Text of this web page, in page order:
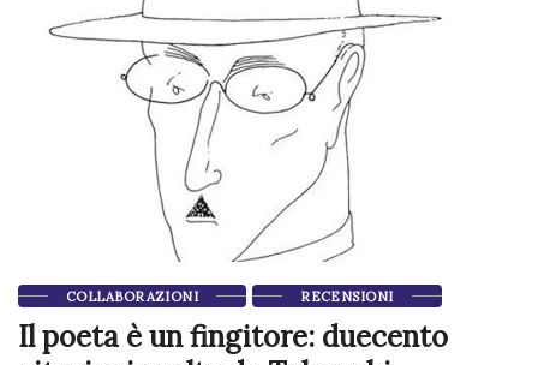
COLLABORAZIONI RECENSIONI
Il poeta è un fingitore: duecento